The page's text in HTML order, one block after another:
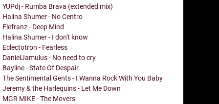
YUPdj - Rumba Brava (extended mix)
Halina Shumer - No Centro
Elefranz - Deep Mind
Halina Shumer - I don't know
Eclectotron - Fearless
DanielJamulus - No need to cry
Bayline - State Of Despair
The Sentimental Gents - I Wanna Rock With You Baby
Jeremy & the Harlequins - Let Me Down
MGR MIKE - The Movers